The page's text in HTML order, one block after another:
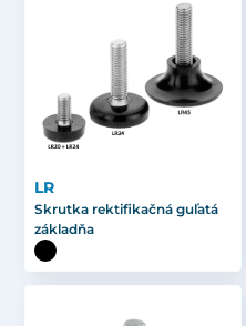
LR
Skrutka rektifikačná guľatá
základňa